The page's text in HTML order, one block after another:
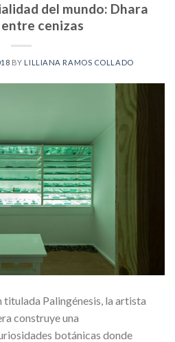
del mundo: Dhara
cenizas
BY LILLIANA RAMOS COLLADO
titulada Palingénesis, la artista
construye una
botánicas donde